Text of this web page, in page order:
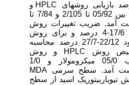
درصد بازیابی روش­های HPLC و
TBARS به­ترتیب بین 05/92 تا 2/105 و 7/84 تا
آمد. ضریب تغییرات روش
HPLC در حدود 17/6-4 درصد و برای روش
TBARS در حدود 22/12-27/7 درصد محاسبه
گردید. حد تشخیص روش HPLC و روش
TBARS به­ترتیب 05/0 میکرومولار و 1/0
میکرومولار به­دست آمد. سطح سرمی MDA
اسید از سطح